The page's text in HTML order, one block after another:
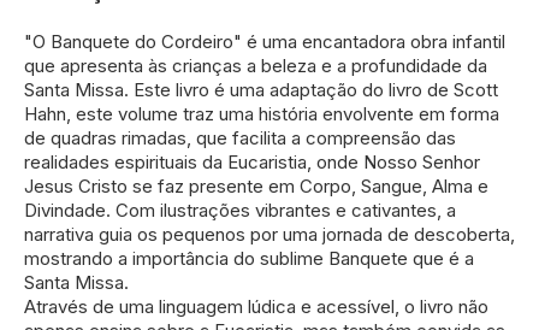
"O Banquete do Cordeiro" é uma encantadora obra infantil
que apresenta às crianças a beleza e a profundidade da
Santa Missa. Este livro é uma adaptação do livro de Scott
Hahn, este volume traz uma história envolvente em forma
de quadras rimadas, que facilita a compreensão das
realidades espirituais da Eucaristia, onde Nosso Senhor
Jesus Cristo se faz presente em Corpo, Sangue, Alma e
Divindade. Com ilustrações vibrantes e cativantes, a
narrativa guia os pequenos por uma jornada de descoberta,
mostrando a importância do sublime Banquete que é a
Santa Missa.
Através de uma linguagem lúdica e acessível, o livro não